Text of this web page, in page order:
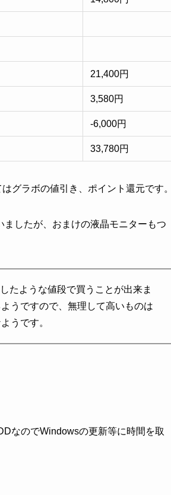
21,400円
3,580円
-6,000円
33,780円
グラボの値引き、ポイント還元です
したが、おまけの液晶モニターもつ
たような値段で買うことが出来ま
うですので、無理して高いものは
うです。
なのでWindowsの更新等に時間を取